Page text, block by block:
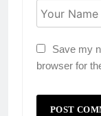
Save my
browser for